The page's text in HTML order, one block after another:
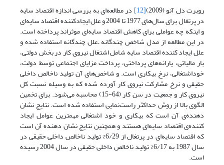
روبرت دل آنو (2009)
[12] در مطالعه‌ای به بررسی اندازه اقتصاد سایه
در پرتغال برای سال‌های 1977 تا 2004 و علل ایجادکننده اقتصاد سایه‌ای
و اینکه چه عواملی برای کاهش اقتصاد سایه‌ای موثراند پرداخته است.
در این مطالعه از مدل شاخص چندگانه –علل چندگانه استفاده شده و
علل ایجاد کننده اقتصاد سایه شامل اشتغال نیروی کار در بخش دولتی،
بار مالیاتی، یارانه‌های پرداختی، پرداخت مزایای اجتماعی توسط دولت،
خوداشتغالی، نرخ بیکاری است. و شاخص‌های آن تولید ناخالص داخلی
حقیقی و نرخ مشارکت نیروی کار آورده شده که به وسیله نسبت کل
نیروی کار و جمعیت در سن کار (64-15) محاسبه می‌شود. برای تخمین
الگوی بالا از روش حداکثر راست‌نمایی استفاده شده است. نتایج نشان
دهنده‌ی آن است که بیکاری و خود اشتغالی مهمترین عوامل ایجاد
کننده‌ی اقتصاد سایه‌ای هستند و همچنین نتایج نشان دهنده آن است
که اقتصاد سایه‌ای در پرتغال از 6/29% تولید ناخالص داخلی حقیقی در
سال 1987 به 6/17% تولید ناخالص داخلی حقیقی در سال 2004 رسیده
است.